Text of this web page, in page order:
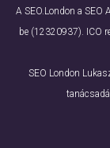
A SEO.London a SEO
be (12320937). ICO
SEO London